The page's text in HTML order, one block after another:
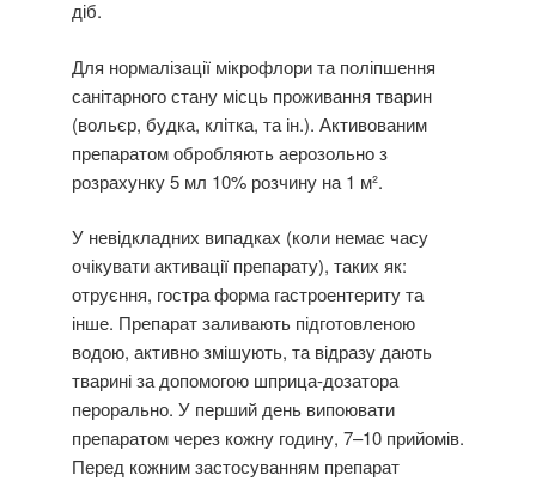
діб.
Для нормалізації мікрофлори та поліпшення
санітарного стану місць проживання тварин
(вольєр, будка, клітка, та ін.). Активованим
препаратом обробляють аерозольно з
розрахунку 5 мл 10% розчину на 1 м².
У невідкладних випадках (коли немає часу
очікувати активації препарату), таких як:
отруєння, гостра форма гастроентериту та
інше. Препарат заливають підготовленою
водою, активно змішують, та відразу дають
тварині за допомогою шприца-дозатора
перорально. У перший день випоювати
препаратом через кожну годину, 7–10 прийомів.
Перед кожним застосуванням препарат